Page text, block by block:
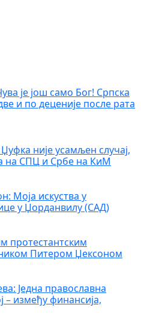
је још само Бог! Српска
и по деценије после рата
није усамљен случај,
на СПЦ и Србе на КиМ
Моја искуства у
у Џорданвилу (САД)
протестантским
Питером Џексоном
Једна православна
– између финансија,